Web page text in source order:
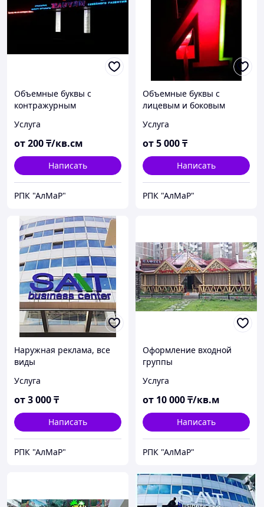
Объемные буквы с
контражурным
Услуга
от200₸/кв.см
Написать
РПК "АлМаР"
Объемные буквы с
лицевым и боковым
Услуга
от5 000₸
Написать
РПК "АлМаР"
Наружная реклама, все
виды
Услуга
от3 000₸
Написать
РПК "АлМаР"
Оформление входной
группы
Услуга
от 10 000₸/кв.м
Написать
РПК "АлМаР"